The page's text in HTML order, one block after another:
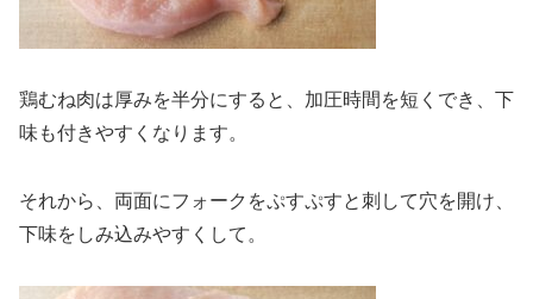
鶏むね肉は厚みを半分にすると、加圧時間を短くでき、下
味も付きやすくなります。
それから、両面にフォークをぷすぷすと刺して穴を開け、
下味をしみ込みやすくして。